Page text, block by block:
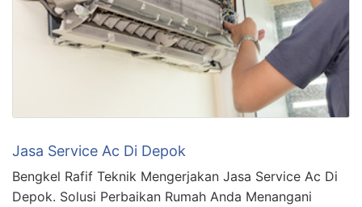
Jasa Service Ac Di Depok
Bengkel Rafif Teknik Mengerjakan Jasa Service Ac Di
Depok. Solusi Perbaikan Rumah Anda Menangani